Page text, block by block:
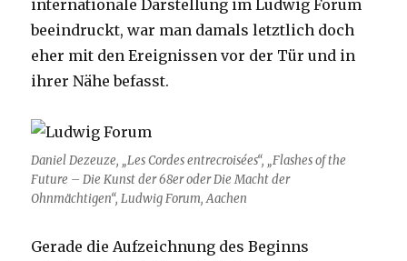
internationale Darstellung im Ludwig Forum
beeindruckt, war man damals letztlich doch
eher mit den Ereignissen vor der Tür und in
ihrer Nähe befasst.
Daniel Dezeuze, „Les Cordes entrecroisées“, „Flashes of the
Future – Die Kunst der 68er oder Die Macht der
Ohnmächtigen“, Ludwig Forum, Aachen
Gerade die Aufzeichnung des Beginns